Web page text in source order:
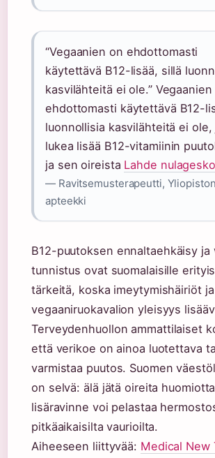
“Vegaanien on ehdottomasti
käytettävä B12-lisää, sillä
kasvilähteitä ei ole.” Vegaanien
ehdottomasti käytettävä B12-
luonnollisia kasvilähteitä ei
lukea lisää B12-vitamiinin
ja sen oireista Lahde
— Ravitsemusterapeutti, Yliopiston
apteekki
B12-puutoksen ennaltaehkäisy ja
tunnistus ovat suomalaisille
tärkeitä, koska imeytymishäiriöt ja
vegaaniruokavalion yleisyys
Terveydenhuollon ammattilaiset
että verikoe on ainoa luotettava
varmistaa puutos. Suomen
on selvä: älä jätä oireita
lisäravinne voi pelastaa
pitkäaikaisilta vaurioilta.
Aiheeseen liittyvää: Medical New